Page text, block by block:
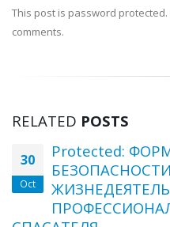
This post is password
comments.
RELATED POSTS
30
Oct
Protected:
БЕЗОПАСНОСТИ